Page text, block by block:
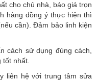
cho chủ nhà, báo giá trọn
hàng đồng ý thực hiện thì
cần). Đảm bảo linh kiện
cách sử dụng đúng cách,
tốt nhất.
liên hệ với trung tâm sửa